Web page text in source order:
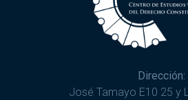
Dirección:
José Tamayo E10 25 y